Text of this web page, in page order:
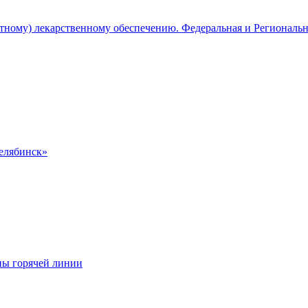
лекарственному обеспечению. Федеральная и
горячей линии